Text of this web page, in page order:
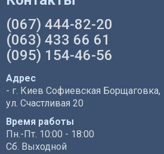
(067) 444-82-20
(063) 433 66 61
(095) 154-46-56
Адрес
- г. Киев Софиевская Борщаговка,
ул. Счастливая 20
Время работы
Пн.-Пт. 10:00 - 18:00
Сб. Выходной